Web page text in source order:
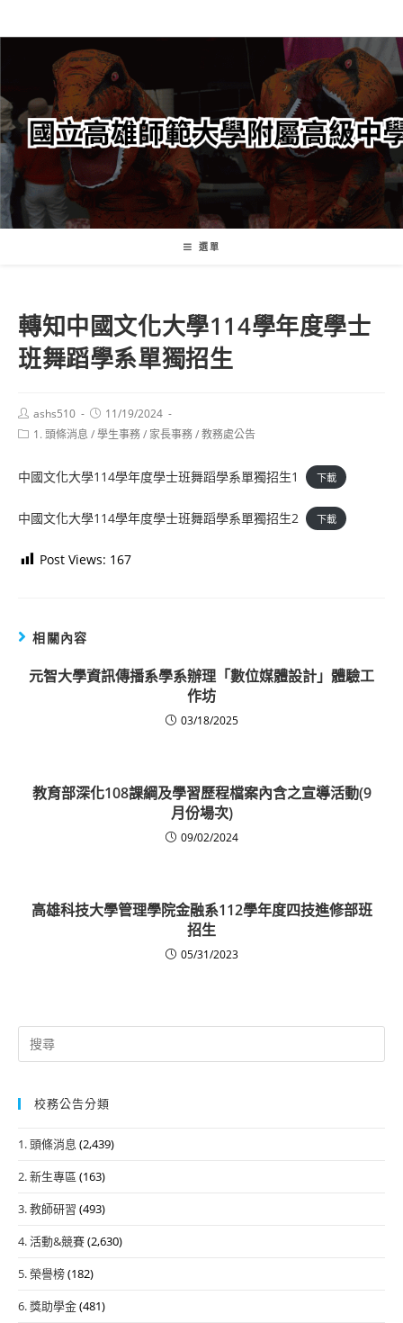
轉
要
內
容
選單
轉知中國文化大學114學年度學士
班舞蹈學系單獨招生
Post
author:
ashs510
Post
published:
11/19/2024
Post1. 頭條消息 /學生事務/ 家長事務/教務處公告
中國文化大學114學年度學士班舞蹈學系單獨招生1 下載
中國文化大學114學年度學士班舞蹈學系單獨招生2 下載
Post Views: 167
相關內容
元智大學資訊傳播系學系辦理「數位媒體設計」體驗工
作坊
03/18/2025
教育部深化108課綱及學習歷程檔案內含之宣導活動(9
月份場次)
09/02/2024
高雄科技大學管理學院金融系112學年度四技進修部班
招生
05/31/2023
Search
for:
校務公告分類
1. 頭條消息 (2,439)
2. 新生專區 (163)
3. 教師研習 (493)
4. 活動&競賽(2,630)
5. 榮譽榜(182)
6. 獎助學金(481)